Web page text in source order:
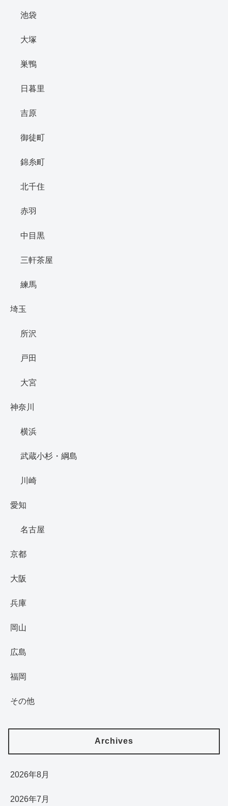
池袋
大塚
巣鴨
日暮里
吉原
御徒町
錦糸町
北千住
赤羽
中目黒
三軒茶屋
練馬
埼玉
所沢
戸田
大宮
神奈川
横浜
武蔵小杉・綱島
川崎
愛知
名古屋
京都
大阪
兵庫
岡山
広島
福岡
その他
Archives
2026年8月
2026年7月